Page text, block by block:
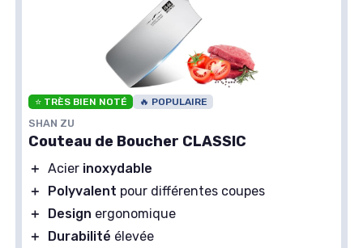
⭐ TRÈS BIEN NOTÉ 🔥 POPULAIRE
SHAN ZU
Couteau de Boucher CLASSIC
＋ Acier inoxydable
＋
Polyvalent pour différentes coupes
＋
Design ergonomique
＋
Durabilité élevée